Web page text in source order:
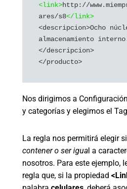
<link>http://
ares/s8</link>
<descripcion>Ocho
almacenamiento
</descripcion>
Nos dirigimos a
y categorías y elegimos el
La regla nos permitirá elegir
contener o ser igual a
nosotros. Para este ejemplo,
regla que, si la propiedad